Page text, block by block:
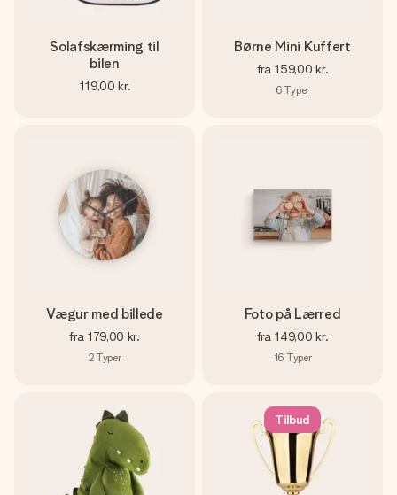
Solafskærming til
bilen
119,00 kr.
Børne Mini Kuffert
fra 159,00 kr.
6 Typer
Vægur med billede
fra 179,00 kr.
2 Typer
Foto på Lærred
fra 149,00 kr.
16 Typer
Tilbud